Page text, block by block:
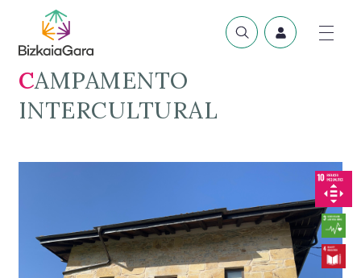
CAMPAMENTO
INTERCULTURAL